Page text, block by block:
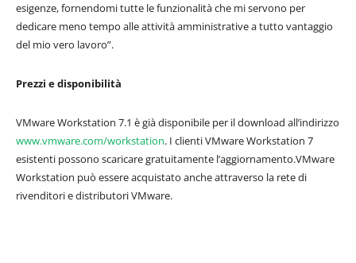
esigenze, fornendomi tutte le funzionalità che mi servono per
dedicare meno tempo alle attività amministrative a tutto vantaggio
del mio vero lavoro”.
Prezzi e disponibilità
VMware Workstation 7.1 è già disponibile per il download all’indirizzo
www.vmware.com/workstation. I clienti VMware Workstation 7
esistenti possono scaricare gratuitamente l’aggiornamento.VMware
Workstation può essere acquistato anche attraverso la rete di
rivenditori e distributori VMware.